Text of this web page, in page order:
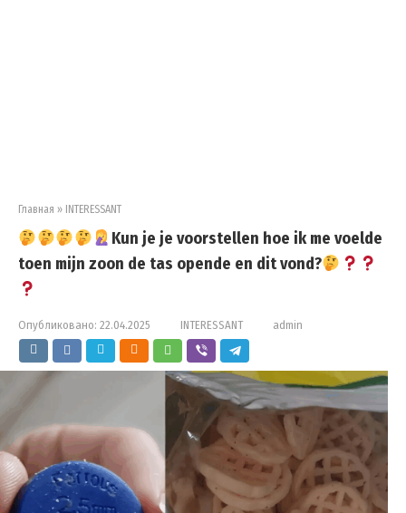
Главная » INTERESSANT
Kun je je voorstellen hoe ik me voelde
toen mijn zoon de tas opende en dit vond?
Опубликовано: 22.04.2025 INTERESSANT admin